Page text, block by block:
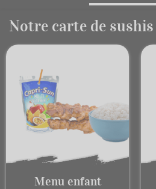
Notre carte de sushis
Menu enfant